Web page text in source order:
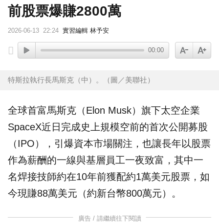
前股票爆賺2800萬
2026-06-13 22:24 實習編輯 林予安
00:00
特斯拉執行長馬斯克（中）。（圖／美聯社）
全球首富馬斯克 （Elon Musk）旗下太空企業
SpaceX近日完成史上規模空前的首次公開募股
（IPO），引爆資本市場關注，也讓長年以股票
作為薪酬的一線與基層員工一夜致富，其中一
名焊接技師約在10年前獲配約1萬美元股票，如
今現賺88萬美元（約新台幣800萬元）。
廣告 / 請繼續往下閱讀